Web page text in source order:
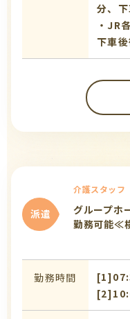
分、
・JR
下車
派遣
介護スタッフ
グループホ
勤務可能≪
勤務時間